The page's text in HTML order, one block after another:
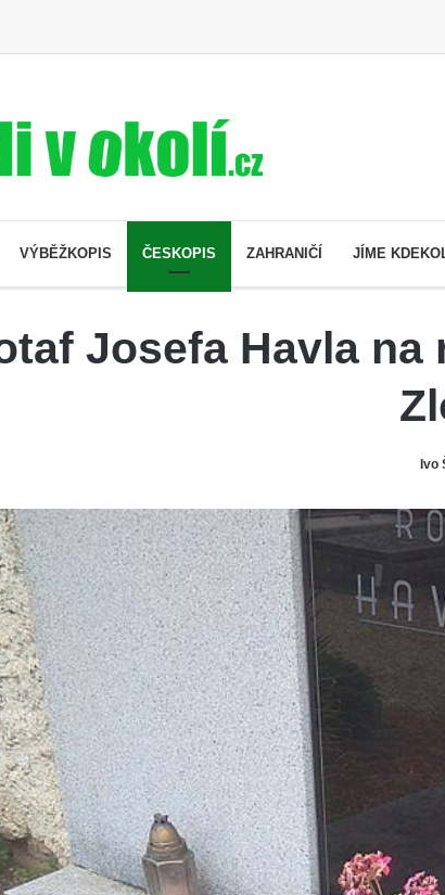
VÝBĚŽKOPIS ČESKOPIS ZAHRANIČÍ JÍME
Josefa Havla
Ivo